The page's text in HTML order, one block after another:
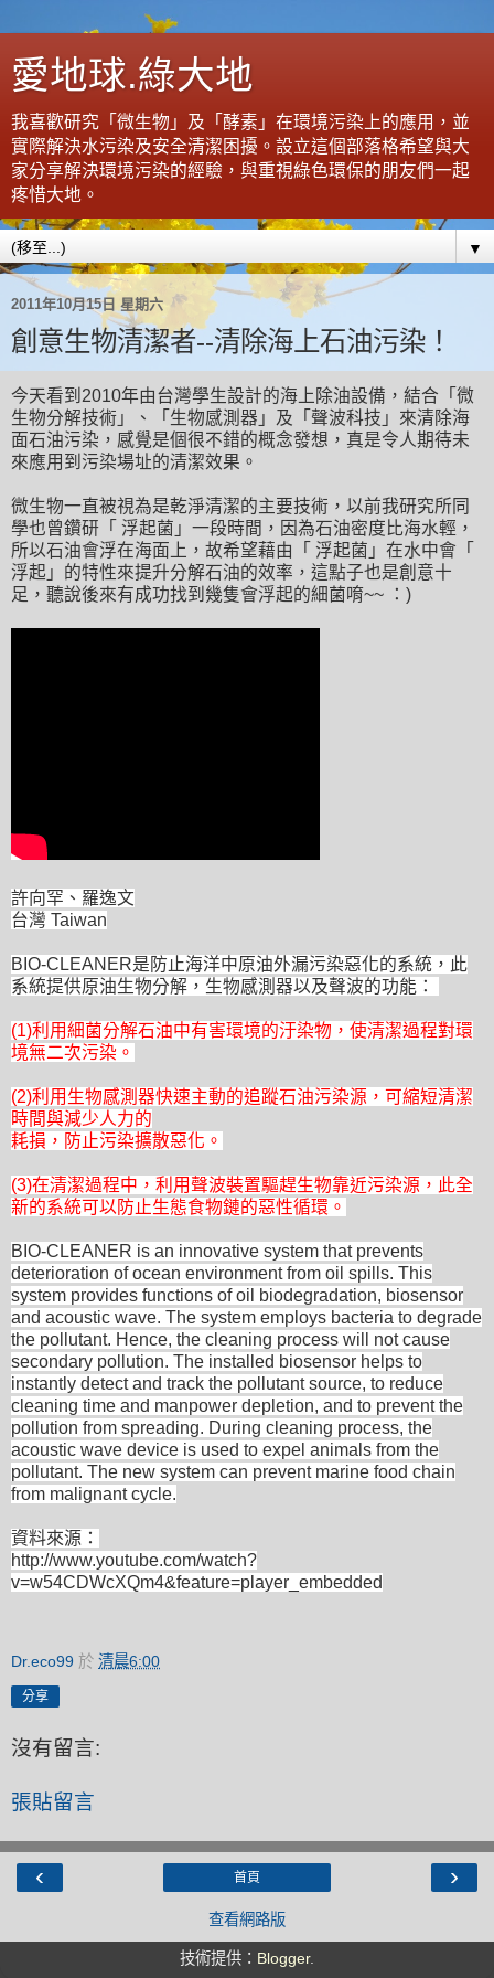
愛地球.綠大地
我喜歡研究「微生物」及「酵素」在環境污染上的應用，並
實際解決水污染及安全清潔困擾。設立這個部落格希望與大
家分享解決環境污染的經驗，與重視綠色環保的朋友們一起
疼惜大地。
▼
2011年10月15日 星期六
創意生物清潔者--清除海上石油污染！
今天看到2010年由台灣學生設計的海上除油設備，結合「微
生物分解技術」、「生物感測器」及「聲波科技」來清除海
面石油污染，感覺是個很不錯的概念發想，真是令人期待未
來應用到污染場址的清潔效果。
微生物一直被視為是乾淨清潔的主要技術，以前我研究所同
學也曾鑽研「 浮起菌」一段時間，因為石油密度比海水輕，
所以石油會浮在海面上，故希望藉由「 浮起菌」在水中會「
浮起」的特性來提升分解石油的效率，這點子也是創意十
足，聽說後來有成功找到幾隻會浮起的細菌唷~~ ：)
許向罕、羅逸文
台灣 Taiwan
BIO-CLEANER是防止海洋中原油外漏污染惡化的系統，此
系統提供原油生物分解，生物感測器以及聲波的功能：
(1)利用細菌分解石油中有害環境的汙染物，使清潔過程對環
境無二次污染。
(2)利用生物感測器快速主動的追蹤石油污染源，可縮短清潔
時間與減少人力的
耗損，防止污染擴散惡化。
(3)在清潔過程中，利用聲波裝置驅趕生物靠近污染源，此全
新的系統可以防止生態食物鏈的惡性循環。
BIO-CLEANER is an innovative system that prevents
deterioration of ocean environment from oil spills. This
system provides functions of oil biodegradation, biosensor
and acoustic wave. The system employs bacteria to degrade
the pollutant. Hence, the cleaning process will not cause
secondary pollution. The installed biosensor helps to
instantly detect and track the pollutant source, to reduce
cleaning time and manpower depletion, and to prevent the
pollution from spreading. During cleaning process, the
acoustic wave device is used to expel animals from the
pollutant. The new system can prevent marine food chain
from malignant cycle.
資料來源 ：
http://www.youtube.com/watch?
v=w54CDWcXQm4&feature=player_embedded
Dr.eco99 於 清晨6:00
分享
沒有留言:
張貼留言
‹ ›
首頁
查看網路版
技術提供： Blogger.